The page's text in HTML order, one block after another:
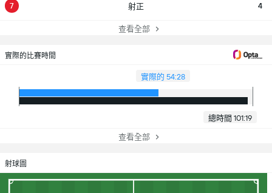
7 射正 4
查看全部
實際的比賽時間
實際的 54:28
總時間 101:19
查看全部
射球圖